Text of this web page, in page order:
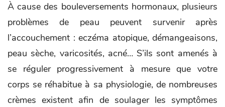
À cause des bouleversements hormonaux, plusieurs
problèmes de peau peuvent survenir après
l’accouchement : eczéma atopique, démangeaisons,
peau sèche, varicosités, acné… S’ils sont amenés à
se réguler progressivement à mesure que votre
corps se réhabitue à sa physiologie, de nombreuses
crèmes existent afin de soulager les symptômes